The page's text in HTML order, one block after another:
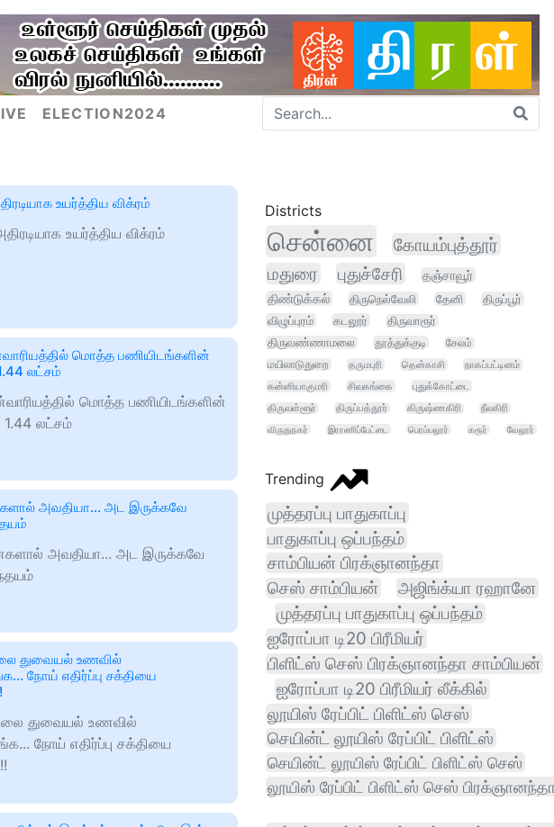
ELECTION2024
உயர்த்திய விக்ரம்
உயர்த்திய விக்ரம்
மொத்த பணியிடங்களின்
லட்சம்
மொத்த பணியிடங்களின்
லட்சம்
அவதியா... அட இருக்கவே
அவதியா... அட இருக்கவே
துவையல் உணவில்
நோய் எதிர்ப்பு சக்தியை
துவையல் உணவில்
நோய் எதிர்ப்பு சக்தியை
Districts
சென்னை கோயம்புத்தூர்
மதுரை புதுச்சேரி
தஞ்சாவூர்
திண்டுக்கல்
திருநெல்வேலி தேனி
திருப்பூர்
விழுப்புரம்
கடலூர்
திருவாரூர்
திருவண்ணாமலை
தூத்துக்குடி
சேலம்
மயிலாடுதுறை
தருமபுரி தென்காசி
நாகப்பட்டினம்
கன்னியாகுமரி
சிவகங்கை புதுக்கோட்டை
திருவள்ளூர் திருப்பத்தூர் கிருஷ்ணகிரி நீலகிரி
விருதுநகர் இராணிப்பேட்டை பெரம்பலூர் கரூர் வேலூர்
Trending
முத்தரப்பு பாதுகாப்பு
பாதுகாப்பு ஒப்பந்தம்
சாம்பியன் பிரக்ஞானந்தா
செஸ் சாம்பியன்
அஜிங்க்யா ரஹானே
முத்தரப்பு பாதுகாப்பு ஒப்பந்தம்
ஐரோப்பா டி20 பிரீமியர்
பிளிட்ஸ் செஸ் பிரக்ஞானந்தா சாம்பியன்
ஐரோப்பா டி20 பிரீமியர் லீக்கில்
லூயிஸ் ரேப்பிட் பிளிட்ஸ் செஸ்
செயின்ட் லூயிஸ் ரேப்பிட் பிளிட்ஸ்
செயின்ட் லூயிஸ் ரேப்பிட் பிளிட்ஸ் செஸ்
லூயிஸ் ரேப்பிட் பிளிட்ஸ் செஸ்